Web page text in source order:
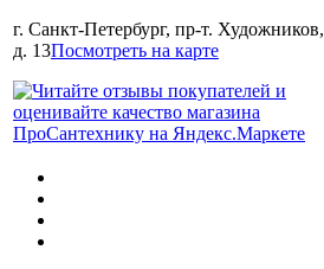
г. Санкт-Петербург, пр-т. Художников,
д. 13Посмотреть на карте